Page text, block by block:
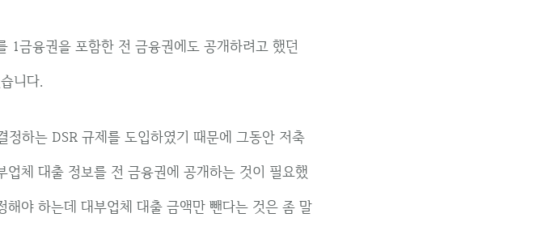
1금융권을 포함한 전 금융권에도 공개하려고 했던
니다.
하는 DSR 규제를 도입하였기 때문에 그동안 저축
체 대출 정보를 전 금융권에 공개하는 것이 필요했
야 하는데 대부업체 대출 금액만 뺀다는 것은 좀 말